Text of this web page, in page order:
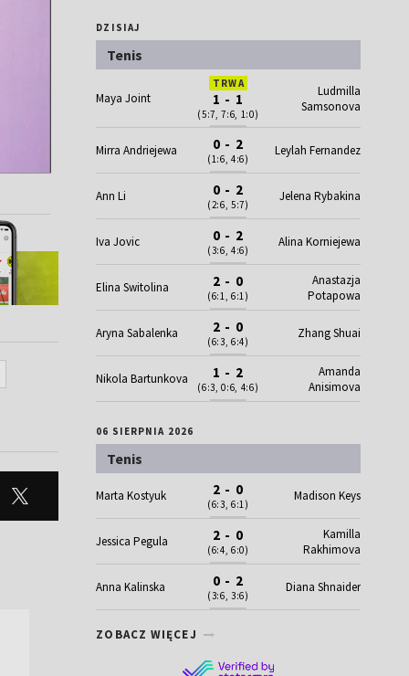
DZISIAJ
Tenis
Maya Joint
TRWA
1 - 1
(5:7, 7:6, 1:0)
Ludmilla
Samsonova
Mirra Andriejewa 0 - 2
(1:6, 4:6)
Leylah Fernandez
Ann Li 0 - 2
(2:6, 5:7)
Jelena Rybakina
Iva Jovic 0 - 2
(3:6, 4:6)
Alina Korniejewa
Elina Switolina 2 - 0
(6:1, 6:1)
Anastazja
Potapowa
Aryna Sabalenka 2 - 0
(6:3, 6:4)
Zhang Shuai
Nikola Bartunkova 1 - 2
(6:3, 0:6, 4:6)
Amanda
Anisimova
06 SIERPNIA 2026
Tenis
Marta Kostyuk 2 - 0
(6:3, 6:1)
Madison Keys
Jessica Pegula 2 - 0
(6:4, 6:0)
Kamilla
Rakhimova
Anna Kalinska 0 - 2
(3:6, 3:6)
Diana Shnaider
ZOBACZ WIĘCEJ